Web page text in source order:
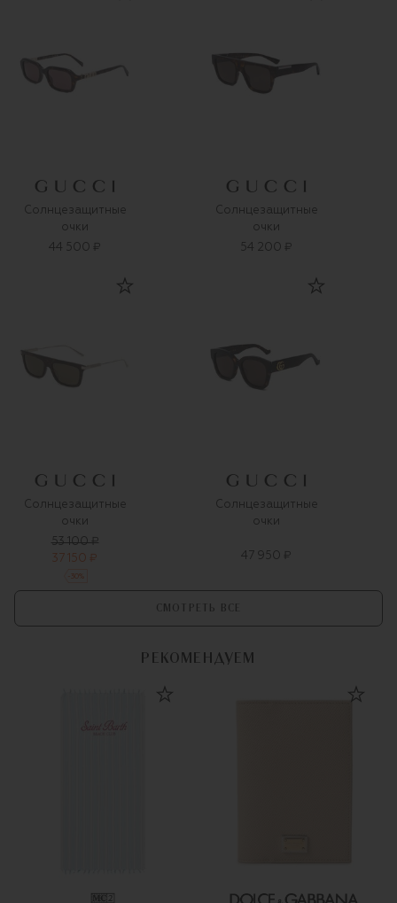
Солнцезащитные
очки
44 500 ₽
Солнцезащитные
очки
54 200 ₽
Солнцезащитные
очки
53 100 ₽
37 150 ₽
%
Солнцезащитные
очки
47 950 ₽
СМОТРЕТЬ ВСЕ
РЕКОМЕНДУЕМ